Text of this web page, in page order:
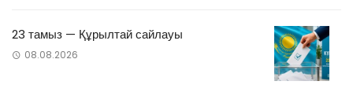
23 тамыз — Құрылтай сайлауы
08.08.2026